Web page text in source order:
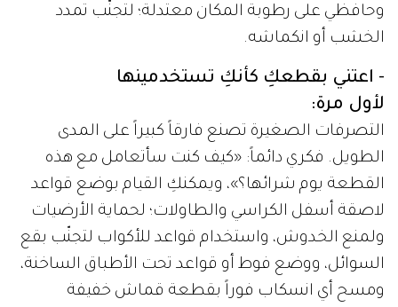
وحافظي على رطوبة المكان معتدلة؛ لتجنّب تمدد
الخشب أو انكماشه.
- اعتني بقطعكِ كأنكِ تستخدمينها
لأول مرة:
التصرفات الصغيرة تصنع فارقاً كبيراً على المدى
الطويل. فكري دائماً: «كيف كنت سأتعامل مع هذه
القطعة يوم شرائها؟»، ويمكنكِ القيام بوضع قواعد
لاصقة أسفل الكراسي والطاولات؛ لحماية الأرضيات
ولمنع الخدوش، واستخدام قواعد للأكواب لتجنّب بقع
السوائل، ووضع فوط أو قواعد تحت الأطباق الساخنة،
ومسح أي انسكاب فوراً بقطعة قماش خفيفة